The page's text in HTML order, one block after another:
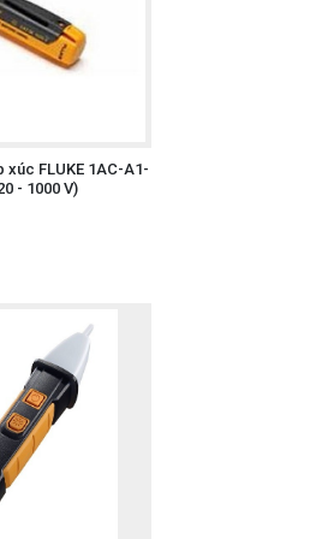
hầu hết các
nhấn nút
thiết bị điện
xúc FLUKE 1AC-A1-
- 1000 V)